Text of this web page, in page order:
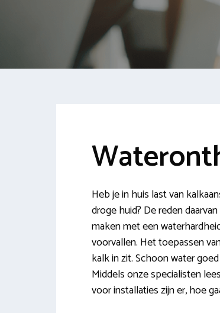
Heb je in huis last van
droge huid? De reden
maken met een
voorvallen. Het toepassen
kalk in zit. Schoon water
Middels onze specialisten
voor installaties zijn er, hoe